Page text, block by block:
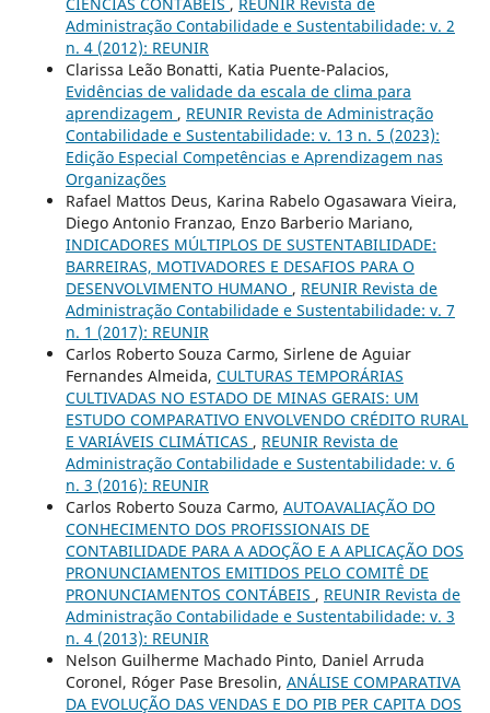
Administração Contabilidade e Sustentabilidade: v. 2
n. 4 (2012): REUNIR
Clarissa Leão Bonatti, Katia Puente-Palacios,
Evidências de validade da escala de clima para
aprendizagem , REUNIR Revista de Administração
Contabilidade e Sustentabilidade: v. 13 n. 5 (2023):
Edição Especial Competências e Aprendizagem nas
Organizações
Rafael Mattos Deus, Karina Rabelo Ogasawara Vieira,
Diego Antonio Franzao, Enzo Barberio Mariano,
INDICADORES MÚLTIPLOS DE SUSTENTABILIDADE:
BARREIRAS, MOTIVADORES E DESAFIOS PARA O
DESENVOLVIMENTO HUMANO , REUNIR Revista de
Administração Contabilidade e Sustentabilidade: v. 7
n. 1 (2017): REUNIR
Carlos Roberto Souza Carmo, Sirlene de Aguiar
Fernandes Almeida, CULTURAS TEMPORÁRIAS
CULTIVADAS NO ESTADO DE MINAS GERAIS: UM
ESTUDO COMPARATIVO ENVOLVENDO CRÉDITO RURAL
E VARIÁVEIS CLIMÁTICAS , REUNIR Revista de
Administração Contabilidade e Sustentabilidade: v. 6
n. 3 (2016): REUNIR
Carlos Roberto Souza Carmo, AUTOAVALIAÇÃO DO
CONHECIMENTO DOS PROFISSIONAIS DE
CONTABILIDADE PARA A ADOÇÃO E A APLICAÇÃO DOS
PRONUNCIAMENTOS EMITIDOS PELO COMITÊ DE
PRONUNCIAMENTOS CONTÁBEIS , REUNIR Revista de
Administração Contabilidade e Sustentabilidade: v. 3
n. 4 (2013): REUNIR
Nelson Guilherme Machado Pinto, Daniel Arruda
Coronel, Róger Pase Bresolin, ANÁLISE COMPARATIVA
DA EVOLUÇÃO DAS VENDAS E DO PIB PER CAPITA DOS